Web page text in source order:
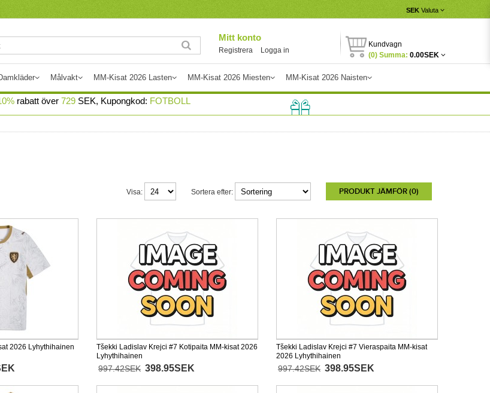
SEK Valuta
Mitt konto
Registrera Logga in
Kundvagn
(0) Summa: 0.00SEK
Målvakt MM-Kisat 2026 Lasten MM-Kisat 2026 Miesten MM-Kisat 2026 Naisten
rabatt över 729 SEK, Kupongkod: FOTBOLL
PRODUKT JÄMFÖR (0)
Sortera efter:
Visa:
2026 Lyhythihainen
Tšekki Ladislav Krejci #7 Kotipaita MM-kisat 2026
Lyhythihainen
997.42SEK 398.95SEK
Tšekki Ladislav Krejci #7 Vieraspaita MM-kisat
2026 Lyhythihainen
997.42SEK 398.95SEK